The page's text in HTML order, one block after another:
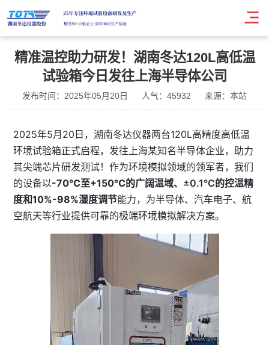
精准温控助力研发！湖南冬达120L高低温
试验箱今日发往上海半导体公司
发布时间：2025年05月20日 人气：45932 来源：本站
2025年5月20日，湖南冬达仪器两台120L高精度高低温
环境试验箱正式启程，发往上海某知名半导体企业，助力
其尖端芯片研发测试！作为环境模拟领域的领军者，我们
的设备以-70°C至+150°C的广阔温域、 ±0.1°C的控温精
度和10%-98%湿度调节能力，为半导体、汽车电子、航
空航天等行业提供可靠的极端环境模拟解决方案。